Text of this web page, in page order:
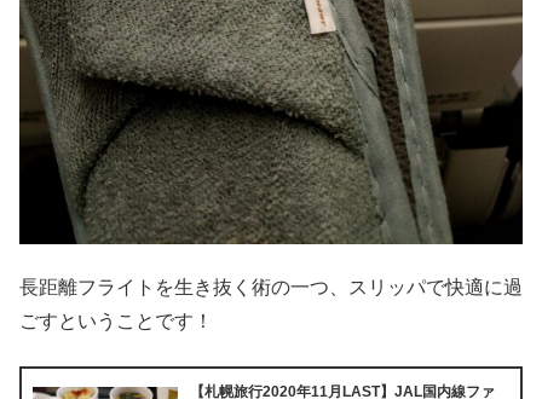
長距離フライトを生き抜く術の一つ、スリッパで快適に過
ごすということです！
【札幌旅行2020年11月LAST】JAL国内線ファ